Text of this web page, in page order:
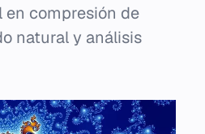
compresión de
natural y análisis